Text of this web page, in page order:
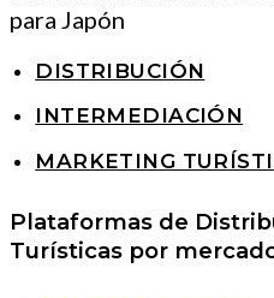
DISTRIBUCIÓN
INTERMEDIACIÓN
MARKETING
Plataformas de
Turísticas por